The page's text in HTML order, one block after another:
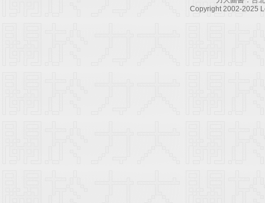
Copyright 2002-2025